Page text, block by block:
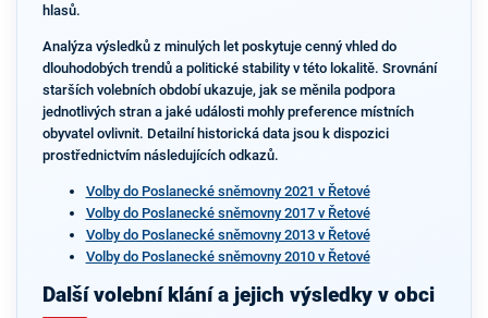
hlasů.
Analýza výsledků z minulých let poskytuje cenný vhled do
dlouhodobých trendů a politické stability v této lokalitě. Srovnání
starších volebních období ukazuje, jak se měnila podpora
jednotlivých stran a jaké události mohly preference místních
obyvatel ovlivnit. Detailní historická data jsou k dispozici
prostřednictvím následujících odkazů.
Volby do Poslanecké sněmovny 2021 v Řetové
Volby do Poslanecké sněmovny 2017 v Řetové
Volby do Poslanecké sněmovny 2013 v Řetové
Volby do Poslanecké sněmovny 2010 v Řetové
Další volební klání a jejich výsledky v obci